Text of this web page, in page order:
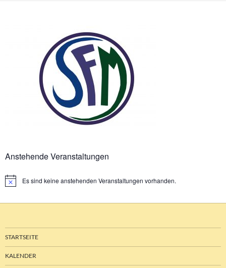
Anstehende Veranstaltungen
HinweisEs sind keine anstehenden Veranstaltungen vorhanden.
STARTSEITE
KALENDER